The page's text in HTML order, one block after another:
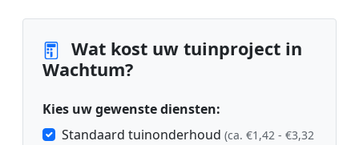
Wat kost uw tuinproject in
Wachtum?
Kies uw gewenste diensten:
Standaard tuinonderhoud (ca. €1,42 - €3,32